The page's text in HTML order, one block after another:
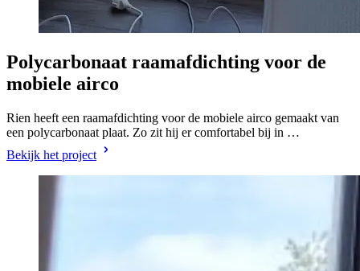
Polycarbonaat raamafdichting voor de
mobiele airco
Rien heeft een raamafdichting voor de mobiele airco gemaakt van
een polycarbonaat plaat. Zo zit hij er comfortabel bij in …
Bekijk het project